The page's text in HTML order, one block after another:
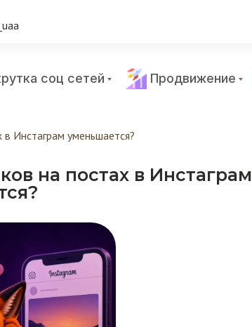
соц сетей Продвижение
Инстаграм уменьшается?
на постах в Инстаграм